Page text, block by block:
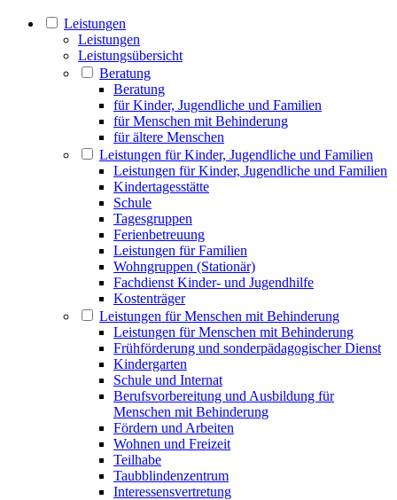
Leistungen
Leistungen
Leistungsübersicht
Beratung
Beratung
für Kinder, Jugendliche und Familien
für Menschen mit Behinderung
für ältere Menschen
Leistungen für Kinder, Jugendliche und Familien
Leistungen für Kinder, Jugendliche und Familien
Kindertagesstätte
Schule
Tagesgruppen
Ferienbetreuung
Leistungen für Familien
Wohngruppen (Stationär)
Fachdienst Kinder- und Jugendhilfe
Kostenträger
Leistungen für Menschen mit Behinderung
Leistungen für Menschen mit Behinderung
Frühförderung und sonderpädagogischer Dienst
Kindergarten
Schule und Internat
Berufsvorbereitung und Ausbildung für
Menschen mit Behinderung
Fördern und Arbeiten
Wohnen und Freizeit
Teilhabe
Taubblindenzentrum
Interessensvertretung